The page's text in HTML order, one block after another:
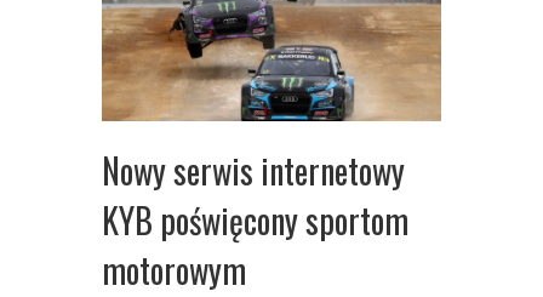
Nowy serwis internetowy
KYB poświęcony sportom
motorowym